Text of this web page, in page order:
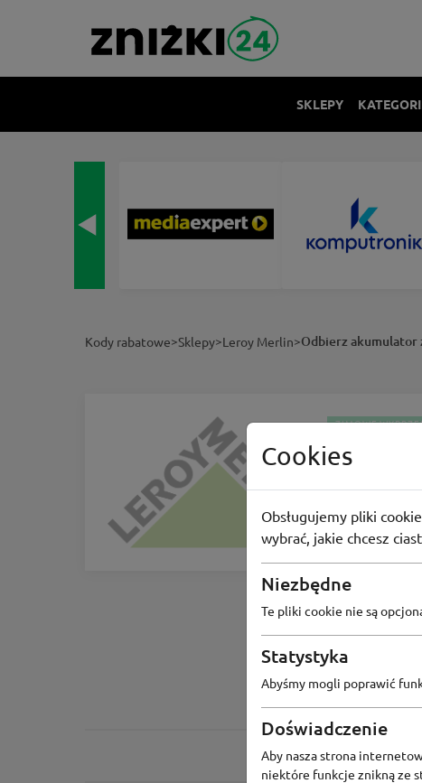
SKLEPY
Kody rabatowe>Sklepy>Leroy Merlin>Odbierz akumulator
ZIMOWE
Leroy
Odbierz
30osób
Cookies
Obsługujemy pliki
wybrać, jakie chcesz
Niezbędne
Te pliki cookie nie są
Statystyka
Abyśmy mogli poprawić
Doświadczenie
Aby nasza strona
niektóre funkcje znikną ze